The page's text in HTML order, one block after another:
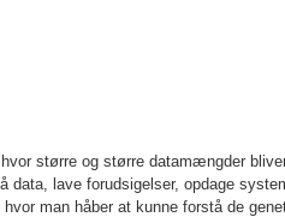
større og større datamængder
data, lave forudsigelser, opdage
man håber at kunne forstå de